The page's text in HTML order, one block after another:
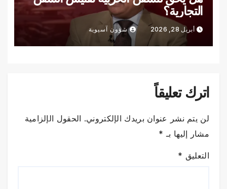
التجارية؟
أبريل 28, 2026 شؤون آسيوية
اترك تعليقاً
لن يتم نشر عنوان بريدك الإلكتروني. الحقول الإلزامية
مشار إليها بـ *
التعليق *